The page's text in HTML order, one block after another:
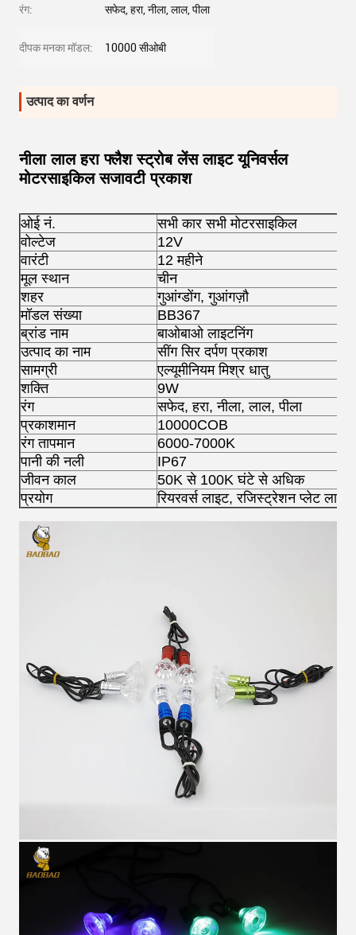
रंग: सफेद, हरा, नीला, लाल, पीला
दीपक मनका मॉडल: 10000 सीओबी
उत्पाद का वर्णन
नीला लाल हरा फ्लैश स्ट्रोब लेंस लाइट यूनिवर्सल
मोटरसाइकिल सजावटी प्रकाश
ओई नं.
सभी कार सभी मोटरसाइकिल
वोल्टेज
12V
वारंटी
12 महीने
मूल स्थान
चीन
शहर
गुआंग्डोंग, गुआंगज़ौ
मॉडल संख्या
BB367
ब्रांड नाम
बाओबाओ लाइटनिंग
उत्पाद का नाम
सींग सिर दर्पण प्रकाश
सामग्री
एल्यूमीनियम मिश्र धातु
शक्ति
9W
रंग
सफेद, हरा, नीला, लाल, पीला
प्रकाशमान
10000COB
रंग तापमान
6000-7000K
पानी की नली
IP67
जीवन काल
50K से 100K घंटे से अधिक
प्रयोग
रियरवर्स लाइट, रजिस्ट्रेशन प्लेट लाइट